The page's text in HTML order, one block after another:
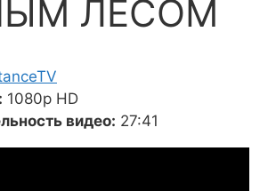
ЛЕСОМ
1080p HD
видео: 27:41